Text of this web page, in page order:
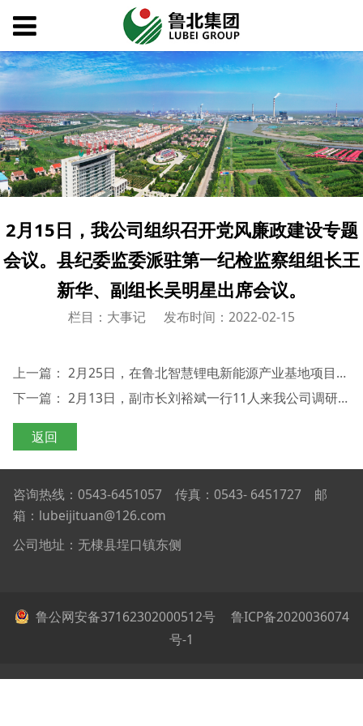
2月15日，我公司组织召开党风廉政建设专题
会议。县纪委监委派驻第一纪检监察组组长王
新华、副组长吴明星出席会议。
栏目：大事记 发布时间：2022-02-15
上一篇： 2月25日，在鲁北智慧锂电新能源产业基地项目施工现场，举行了全市2022年春季重大项目集中开工活动。市委书记宋永祥宣布重大项目集中开工；无棣县委书记郑振亮在主会场汇报开工项目情况。集团党委书记、董事长吕天宝等公司领导参加活动。
下一篇： 2月13日，副市长刘裕斌一行11人来我公司调研锂电新能源产业发展情况。县领导郑振亮、王涛、刘海青、刘豪德、赵吉义陪同。
返回
咨询热线：0543-6451057 传真：0543- 6451727 邮
箱：lubeijituan@126.com
公司地址：无棣县埕口镇东侧
鲁公网安备37162302000512号
鲁ICP备2020036074
号-1